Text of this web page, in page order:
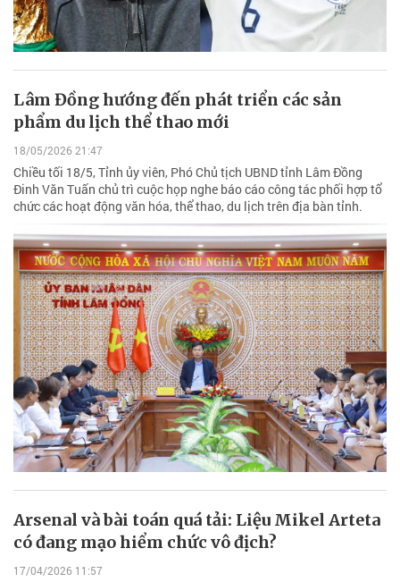
Lâm Đồng hướng đến phát triển các sản
phẩm du lịch thể thao mới
18/05/2026 21:47
Chiều tối 18/5, Tỉnh ủy viên, Phó Chủ tịch UBND tỉnh Lâm Đồng
Đinh Văn Tuấn chủ trì cuộc họp nghe báo cáo công tác phối hợp tổ
chức các hoạt động văn hóa, thể thao, du lịch trên địa bàn tỉnh.
Arsenal và bài toán quá tải: Liệu Mikel Arteta
có đang mạo hiểm chức vô địch?
17/04/2026 11:57